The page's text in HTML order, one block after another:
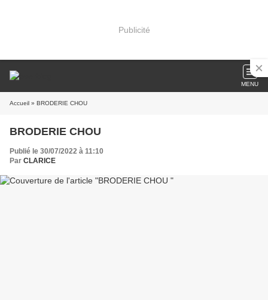
Publicité
MENU
Accueil » BRODERIE CHOU
BRODERIE CHOU
Publié le 30/07/2022 à 11:10
Par CLARICE